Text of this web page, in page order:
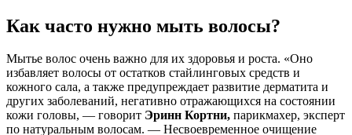
Как часто нужно мыть волосы?
Мытье волос очень важно для их здоровья и роста. «Оно
избавляет волосы от остатков стайлинговых средств и
кожного сала, а также предупреждает развитие дерматита и
других заболеваний, негативно отражающихся на состоянии
кожи головы, — говорит Эринн Кортни, парикмахер, эксперт
по натуральным волосам. — Несвоевременное очищение